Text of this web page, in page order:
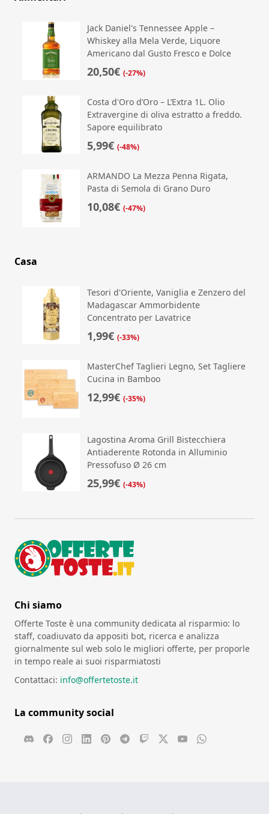
Jack Daniel's Tennessee Apple –
Whiskey alla Mela Verde, Liquore
Americano dal Gusto Fresco e Dolce
20,50€ (-27%)
Costa d'Oro d’Oro – L’Extra 1L. Olio
Extravergine di oliva estratto a freddo.
Sapore equilibrato
5,99€ (-48%)
ARMANDO La Mezza Penna Rigata,
Pasta di Semola di Grano Duro
10,08€ (-47%)
Casa
Tesori d'Oriente, Vaniglia e Zenzero del
Madagascar Ammorbidente
Concentrato per Lavatrice
1,99€ (-33%)
MasterChef Taglieri Legno, Set Tagliere
Cucina in Bamboo
12,99€ (-35%)
Lagostina Aroma Grill Bistecchiera
Antiaderente Rotonda in Alluminio
Pressofuso Ø 26 cm
25,99€ (-43%)
Chi siamo
Offerte Toste è una community dedicata al risparmio: lo
staff, coadiuvato da appositi bot, ricerca e analizza
giornalmente sul web solo le migliori offerte, per proporle
in tempo reale ai suoi risparmiatosti
Contattaci: info@offertetoste.it
La community social